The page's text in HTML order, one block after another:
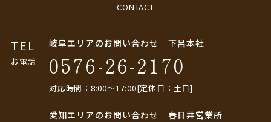
CONTACT
TEL
お電話
岐阜エリアのお問い合わせ｜下呂本社
0576-26-2170
対応時間：8:00〜17:00[定休日：土日]
愛知エリアのお問い合わせ｜春日井営業所